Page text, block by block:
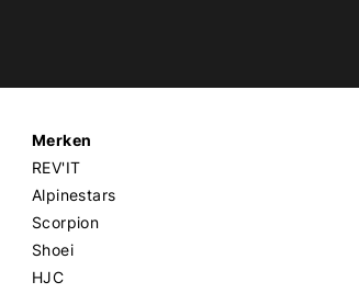
Merken
REV'IT
Alpinestars
Scorpion
Shoei
HJC